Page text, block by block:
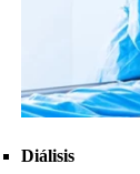
Diálisis